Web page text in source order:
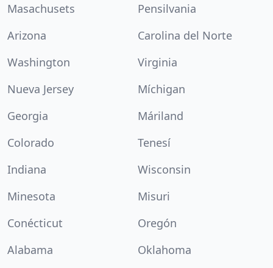
Masachusets
Pensilvania
Arizona
Carolina del Norte
Washington
Virginia
Nueva Jersey
Míchigan
Georgia
Máriland
Colorado
Tenesí
Indiana
Wisconsin
Minesota
Misuri
Conécticut
Oregón
Alabama
Oklahoma